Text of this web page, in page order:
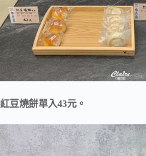
紅豆燒餅單入43元。